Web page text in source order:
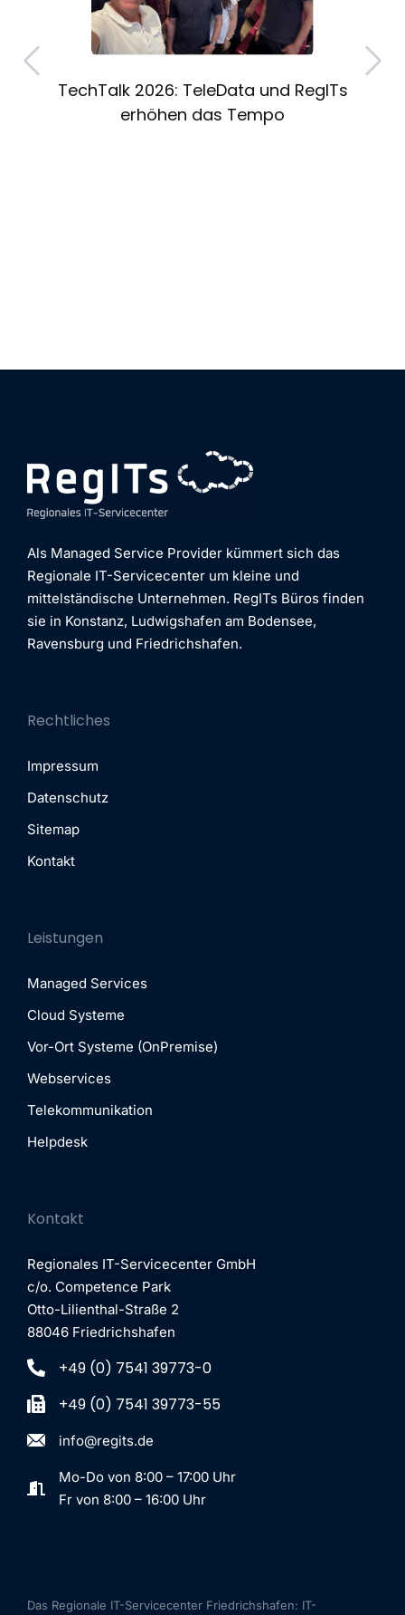
TechTalk 2026: TeleData und RegITs
erhöhen das Tempo
Als Managed Service Provider kümmert sich das
Regionale IT-Servicecenter um kleine und
mittelständische Unternehmen. RegITs Büros finden
sie in Konstanz, Ludwigshafen am Bodensee,
Ravensburg und Friedrichshafen.
Rechtliches
Impressum
Datenschutz
Sitemap
Kontakt
Leistungen
Managed Services
Cloud Systeme
Vor-Ort Systeme (OnPremise)
Webservices
Telekommunikation
Helpdesk
Kontakt
Regionales IT-Servicecenter GmbH
c/o. Competence Park
Otto-Lilienthal-Straße 2
88046 Friedrichshafen
+49 (0) 7541 39773-0
+49 (0) 7541 39773-55
info@regits.de
Mo-Do von 8:00 – 17:00 Uhr
Fr von 8:00 – 16:00 Uhr
Das Regionale IT-Servicecenter Friedrichshafen: IT-